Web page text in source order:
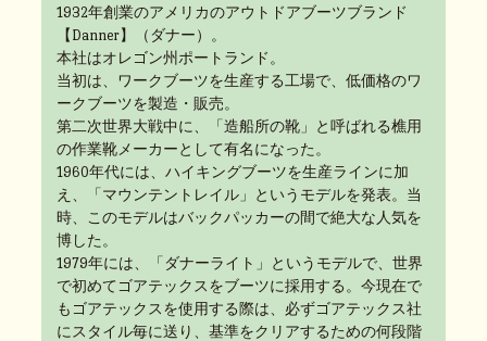
1932年創業のアメリカのアウトドアブーツブランド
【Danner】（ダナー）。
本社はオレゴン州ポートランド。
当初は、ワークブーツを生産する工場で、低価格のワ
ークブーツを製造・販売。
第二次世界大戦中に、「造船所の靴」と呼ばれる樵用
の作業靴メーカーとして有名になった。
1960年代には、ハイキングブーツを生産ラインに加
え、「マウンテントレイル」というモデルを発表。当
時、このモデルはバックパッカーの間で絶大な人気を
博した。
1979年には、「ダナーライト」というモデルで、世界
で初めてゴアテックスをブーツに採用する。今現在で
もゴアテックスを使用する際は、必ずゴアテックス社
にスタイル毎に送り、基準をクリアするための何段階